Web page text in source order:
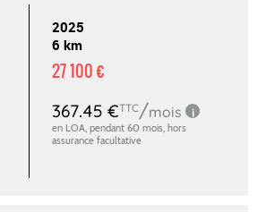
2025
6 km
27 100 €